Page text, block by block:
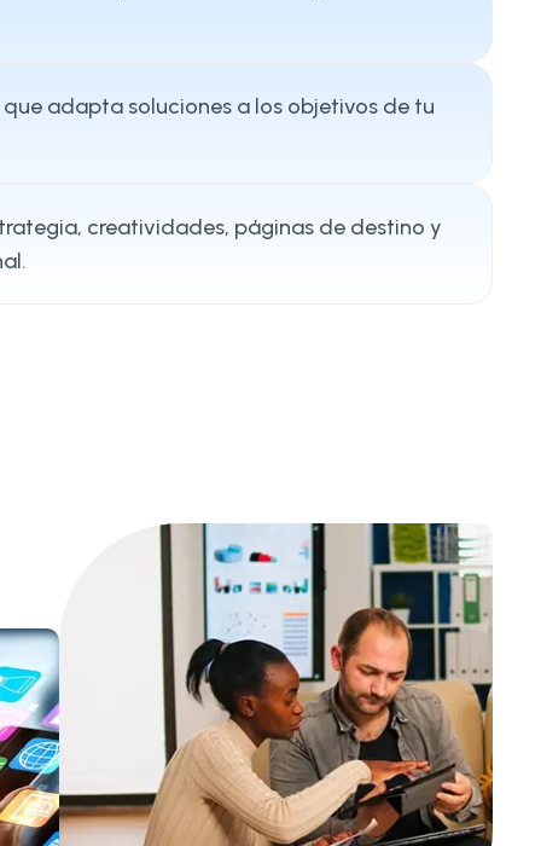
adapta soluciones a los objetivos de tu
creatividades, páginas de destino y